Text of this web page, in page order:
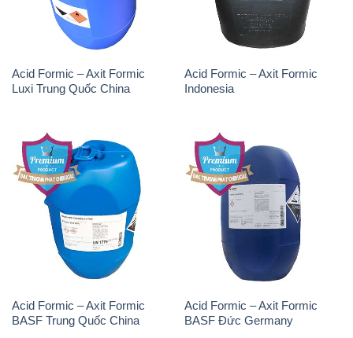
Acid Formic – Axit Formic
Luxi Trung Quốc China
Acid Formic – Axit Formic
Indonesia
Acid Formic – Axit Formic
BASF Trung Quốc China
Acid Formic – Axit Formic
BASF Đức Germany